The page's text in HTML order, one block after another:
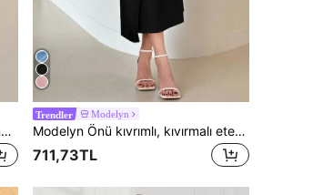
Modelyn Kadınlar için Çiçek İşlemeli Yan Cepli Günlük Pantolon
Trendler Modelyn
Modelyn Önü kıvrımlı, kıvırmalı etekli, düz renk kadın eteği, sonbahar için.
711,73TL